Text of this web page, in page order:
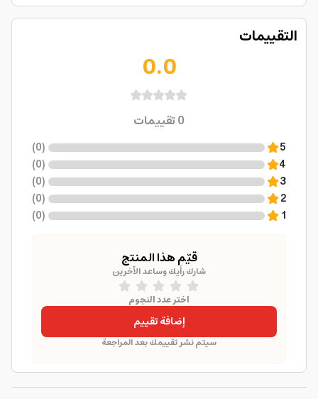
التقييمات
0.0
0تقييمات
5
(
0
)
4
(
0
)
3
(
0
)
2
(
0
)
1
(
0
)
قيّم هذا المنتج
شارك رأيك وساعد الآخرين
اختر عدد النجوم
إضافة تقييم
سيتم نشر تقييمك بعد المراجعة